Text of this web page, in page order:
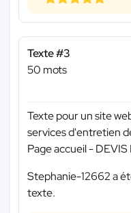
Texte #3
50 mots
Texte pour un site
services d'entretien
Page accueil -
Stephanie-12662 a
texte.